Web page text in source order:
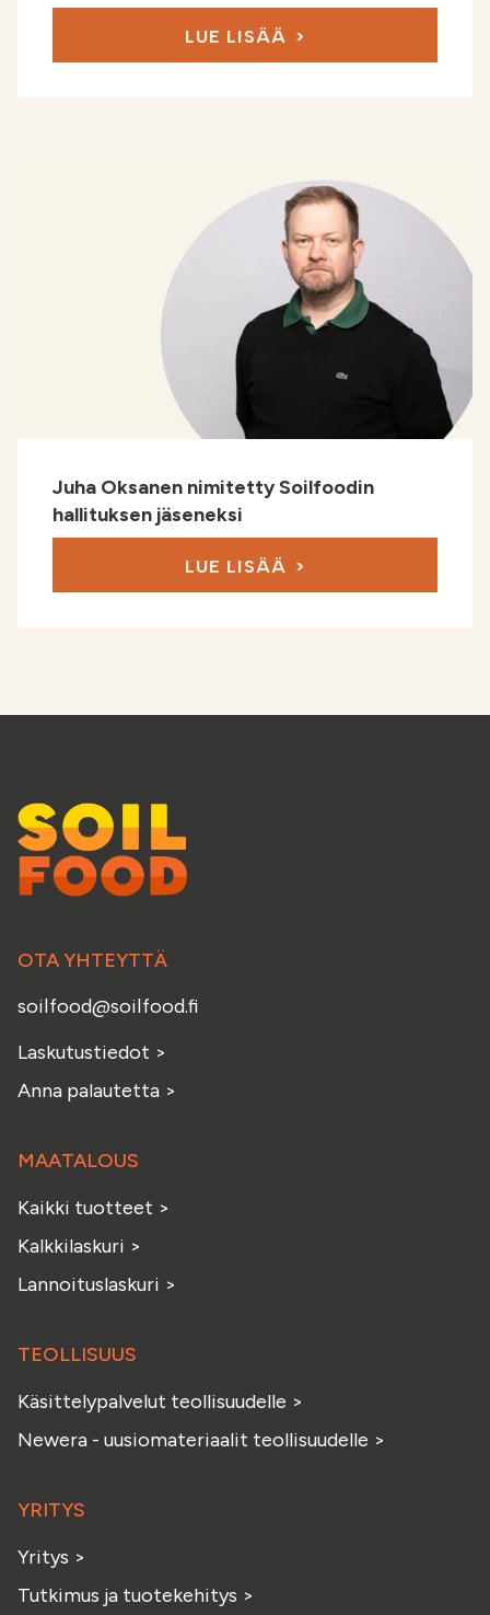
LUE LISÄÄ
Juha Oksanen nimitetty Soilfoodin
hallituksen jäseneksi
LUE LISÄÄ
OTA YHTEYTTÄ
soilfood@soilfood.fi
Laskutustiedot >
Anna palautetta >
MAATALOUS
Kaikki tuotteet >
Kalkkilaskuri >
Lannoituslaskuri >
TEOLLISUUS
Käsittelypalvelut teollisuudelle >
Newera - uusiomateriaalit teollisuudelle >
YRITYS
Yritys >
Tutkimus ja tuotekehitys >